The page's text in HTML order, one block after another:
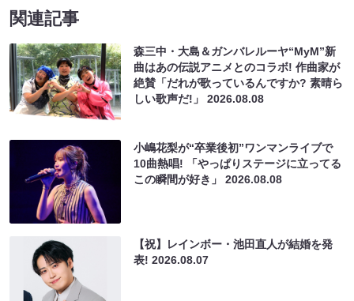
関連記事
森三中・大島＆ガンバレルーヤ“MyM”新
曲はあの伝説アニメとのコラボ! 作曲家が
絶賛「だれが歌っているんですか? 素晴ら
しい歌声だ!」2026.08.08
小嶋花梨が“卒業後初”ワンマンライブで
10曲熱唱! 「やっぱりステージに立ってる
この瞬間が好き」2026.08.08
【祝】レインボー・池田直人が結婚を発
表!2026.08.07